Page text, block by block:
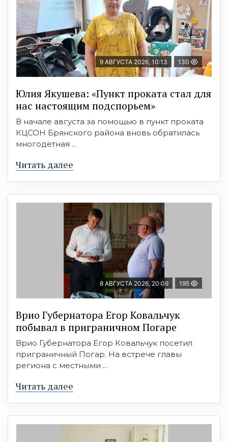
9 АВГУСТА 2026, 10:13 130
Юлия Якушева: «Пункт проката стал для
нас настоящим подспорьем»
В начале августа за помощью в пункт проката
КЦСОН Брянского района вновь обратилась
многодетная ...
Читать далее
8 АВГУСТА 2026, 20:09 195
Врио Губернатора Егор Ковальчук
побывал в приграничном Погаре
Врио Губернатора Егор Ковальчук посетил
приграничный Погар. На встрече главы
региона с местными ...
Читать далее